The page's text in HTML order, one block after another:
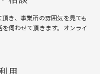
頂き、事業所の雰囲気を⾒ても
を伺わせて頂きます。オンライ
⽤